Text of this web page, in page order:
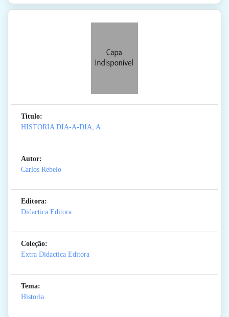
Titulo:
HISTORIA DIA-A-DIA, A
Autor:
Carlos Rebelo
Editora:
Didactica Editora
Coleção:
Extra Didactica Editora
Tema:
Historia